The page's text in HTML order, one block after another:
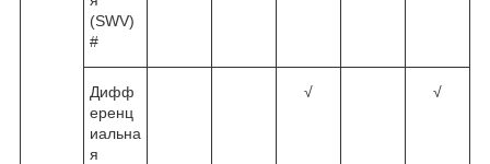
(SWV)
#
Дифф
еренц
иальна
я
√ √